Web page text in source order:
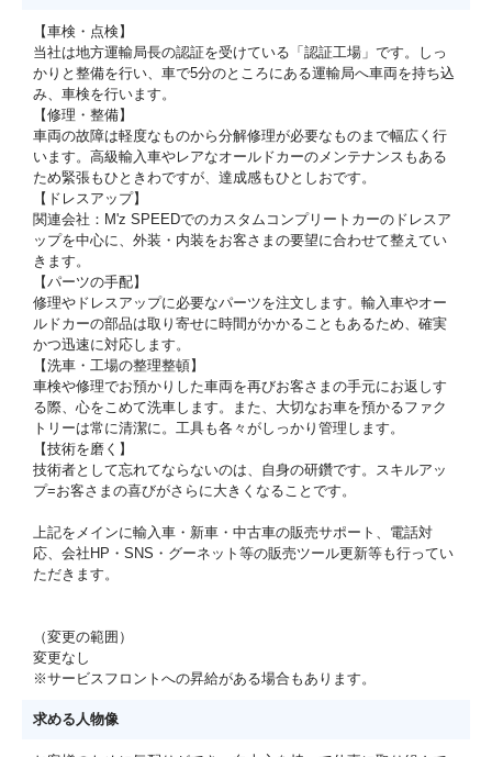
【車検・点検】
当社は地方運輸局長の認証を受けている「認証工場」です。しっ
かりと整備を行い、車で5分のところにある運輸局へ車両を持ち込
み、車検を行います。
【修理・整備】
車両の故障は軽度なものから分解修理が必要なものまで幅広く行
います。高級輸入車やレアなオールドカーのメンテナンスもある
ため緊張もひときわですが、達成感もひとしおです。
【ドレスアップ】
関連会社：M'z SPEEDでのカスタムコンプリートカーのドレスア
ップを中心に、外装・内装をお客さまの要望に合わせて整えてい
きます。
【パーツの手配】
修理やドレスアップに必要なパーツを注文します。輸入車やオー
ルドカーの部品は取り寄せに時間がかかることもあるため、確実
かつ迅速に対応します。
【洗車・工場の整理整頓】
車検や修理でお預かりした車両を再びお客さまの手元にお返しす
る際、心をこめて洗車します。また、大切なお車を預かるファク
トリーは常に清潔に。工具も各々がしっかり管理します。
【技術を磨く】
技術者として忘れてならないのは、自身の研鑽です。スキルアッ
プ=お客さまの喜びがさらに大きくなることです。
上記をメインに輸入車・新車・中古車の販売サポート、電話対
応、会社HP・SNS・グーネット等の販売ツール更新等も行ってい
ただきます。
（変更の範囲）
変更なし
※サービスフロントへの昇給がある場合もあります。
求める人物像